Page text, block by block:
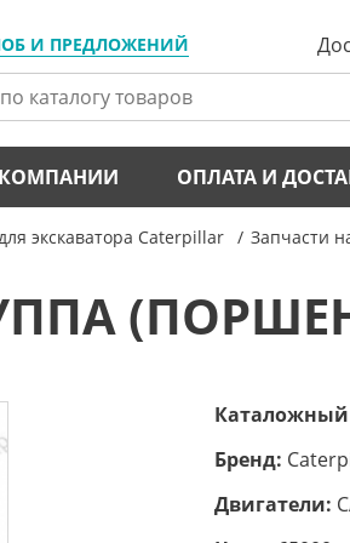
И ПРЕДЛОЖЕНИЙ
ОПЛАТА И
экскаватора Caterpillar Запчасти
Бренд:
Двигатели: